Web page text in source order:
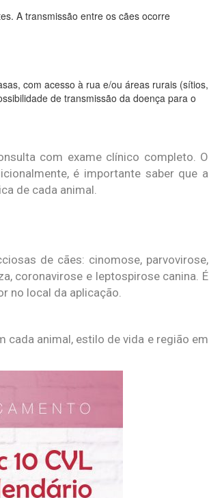
A transmissão entre os cães ocorre
com acesso à rua e/ou áreas rurais (sítios,
de transmissão da doença para o
com exame clínico completo. O
é importante saber que a
de cada animal.
de cães: cinomose, parvovirose,
coronavirose e leptospirose canina. É
no local da aplicação.
cada animal, estilo de vida e região em